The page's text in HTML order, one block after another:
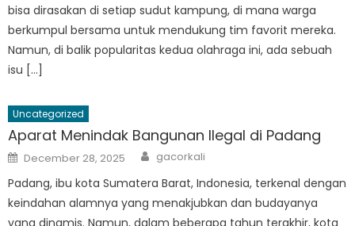
bisa dirasakan di setiap sudut kampung, di mana warga
berkumpul bersama untuk mendukung tim favorit mereka.
Namun, di balik popularitas kedua olahraga ini, ada sebuah
isu […]
Uncategorized
Aparat Menindak Bangunan Ilegal di Padang
Posted
on
December 28, 2025 Author
gacorkali
Padang, ibu kota Sumatera Barat, Indonesia, terkenal dengan
keindahan alamnya yang menakjubkan dan budayanya
yang dinamis. Namun, dalam beberapa tahun terakhir, kota